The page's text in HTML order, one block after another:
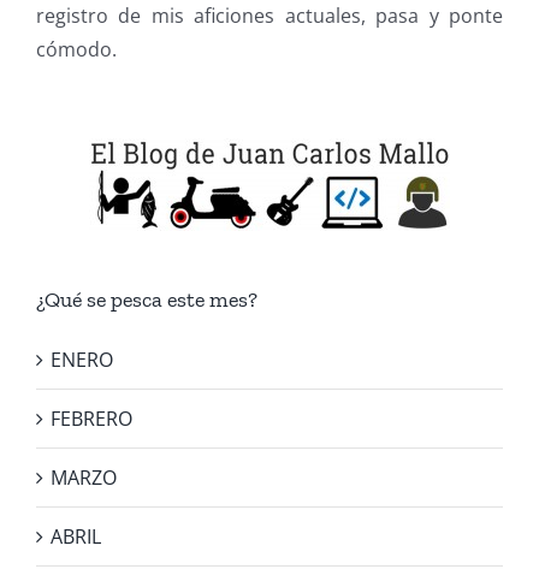
registro de mis aficiones actuales, pasa y ponte
cómodo.
¿Qué se pesca este mes?
ENERO
FEBRERO
MARZO
ABRIL